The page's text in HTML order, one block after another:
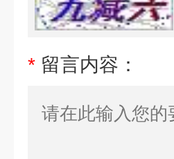
* 留言内容：